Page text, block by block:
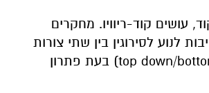
עושים קוד-ריוויו. מחקרים
לנוע לסירוגין בין שתי צורות
top down/) בעת פתרון